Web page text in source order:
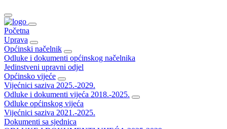
Početna
Uprava
Općinski načelnik
Odluke i dokumenti općinskog načelnika
Jedinstveni upravni odjel
Općinsko vijeće
Vijećnici saziva 2025.-2029.
Odluke i dokumenti vijeća 2018.-2025.
Odluke općinskog vijeća
Vijećnici saziva 2021.-2025.
Dokumenti sa sjednica